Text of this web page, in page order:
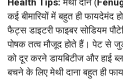
Health Tips: मेथी दाने (
कई बीमारियों में बहुत ही फायदेमंद
फैट्स डाइटरी फाइबर सोडियम
पोषक तत्व मौजूद होते हैं। पेट से
को दूर करने डायबिटीज और हाई
बचने के लिए मेथी दाना बहुत ही